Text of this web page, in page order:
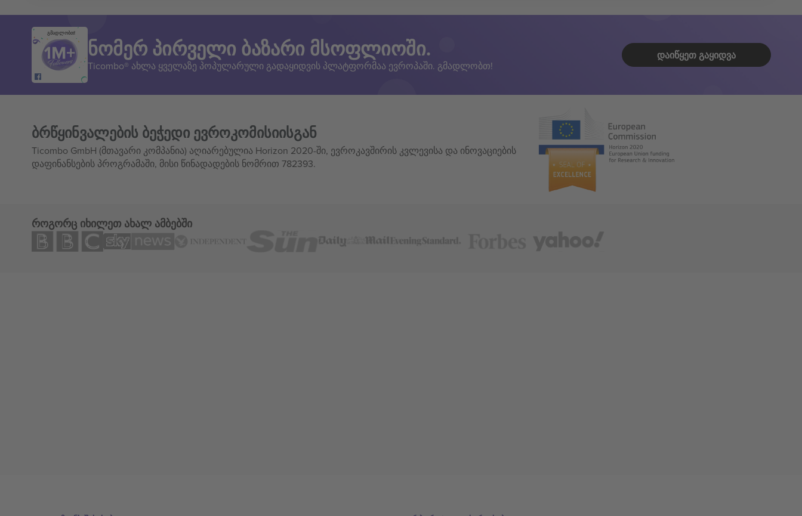
გმადლობთ!
ნომერ პირველი ბაზარი მსოფლიოში.
Ticombo® ახლა ყველაზე პოპულარული გადაყიდვის პლატფორმაა ევროპაში. გმადლობთ!
ᲓᲐᲘᲬᲧᲔᲗ ᲒᲐᲧᲘᲓᲕᲐ
ბრწყინვალების ბეჭედი ევროკომისიისგან
Ticombo GmbH (მთავარი კომპანია) აღიარებულია Horizon 2020-ში, ევროკავშირის კვლევისა და ინოვაციების
დაფინანსების პროგრამაში, მისი წინადადების ნომრით 782393.
როგორც იხილეთ ახალ ამბებში